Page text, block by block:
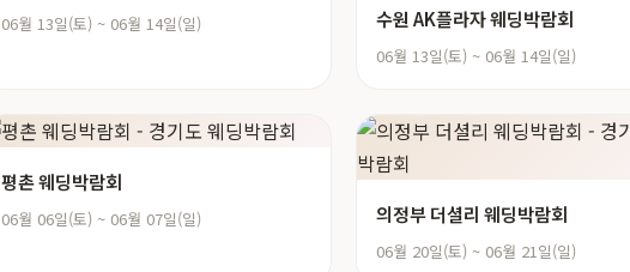
06월 13일(토) ~ 06월 14일(일) 수원 AK플라자 웨딩박람회
06월 13일(토) ~ 06월 14일(일)
평촌 웨딩박람회
06월 06일(토) ~ 06월 07일(일) 의정부 더셜리 웨딩박람회
06월 20일(토) ~ 06월 21일(일)